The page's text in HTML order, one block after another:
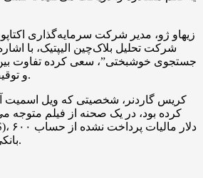
زیهاو ژو، مدیر شرکت سرمایه‌گذاری
شرکت تحلیل بلاک‌چین الیپتیک، با
جستجوی خوشبختی”، سعی کرده تفاوت بین
و توقیف پول نقد را توضیح دهد.
کریس گاردنر، شخصیتی که ویل اسمیت
کرده بود، در یک صحنه از فیلم
بانکی او برداشت کرده است.